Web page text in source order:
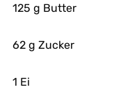
125 g Butter
62 g Zucker
1 Ei